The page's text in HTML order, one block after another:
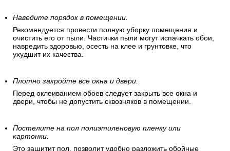
Наведите порядок в помещении.
Рекомендуется провести полную уборку помещения и
очистить его от пыли. Частички пыли могут испачкать обои,
навредить здоровью, осесть на клее и грунтовке, что
ухудшит их качества.
Плотно закройте все окна и двери.
Перед оклеиванием обоев следует закрыть все окна и
двери, чтобы не допустить сквозняков в помещении.
Постелите на пол полиэтиленовую пленку или
картонки.
Это защитит пол, позволит удобно разложить обойные